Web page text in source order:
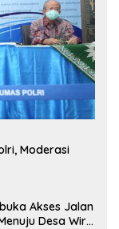
Moderasi
Akses Jalan
Desa Wira